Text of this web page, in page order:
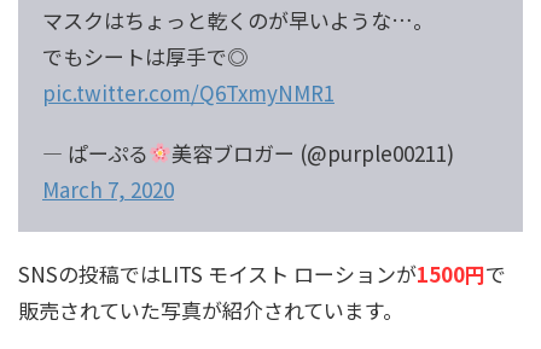
マスクはちょっと乾くのが早いような…。
でもシートは厚手で◎
pic.twitter.com/Q6TxmyNMR1
— ぱーぷる
美容ブロガー (@purple00211)
March 7, 2020
SNSの投稿ではLITS モイスト ローションが1500円で
販売されていた写真が紹介されています。